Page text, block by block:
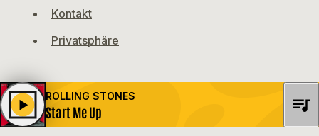
Kontakt
Privatsphäre
ROLLING STONES
Start Me Up
play_arrow queue_music